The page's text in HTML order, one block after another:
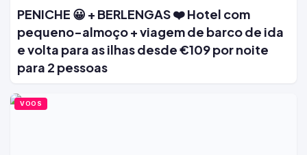
PENICHE 😀 + BERLENGAS ❤️ Hotel com
pequeno-almoço + viagem de barco de ida
e volta para as ilhas desde €109 por noite
para 2 pessoas
VOOS